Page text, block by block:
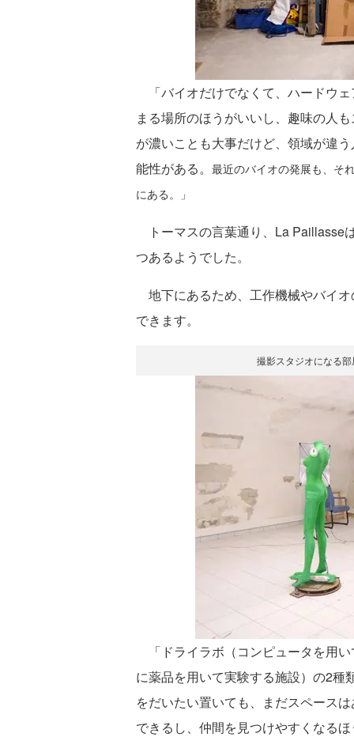
「バイオだけでなくて、ハードウ
まる場所のほうがいいし、趣味の人
が濃いことも大事だけど、領域が違
能性がある。 最近のバイオの発展も、そ
にある。」
トーマスの言葉通り、La Paillasse
つあるようでした。
地下にあるため、工作機械やバイ
できます。
撮影スタジオになる
「ドライラボ（コンピュータを用
に薬品を用いて実験する施設）の2種
をだいたい置いても、まだスペース
できるし、仲間を見つけやすくなる